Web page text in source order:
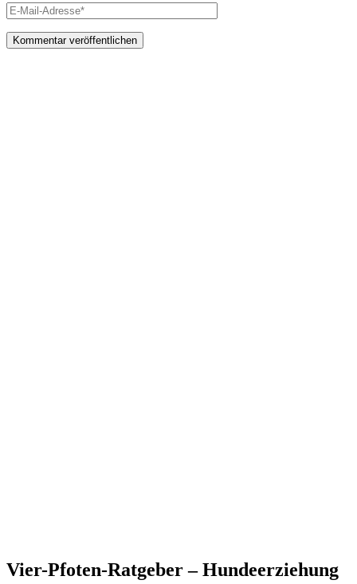
E-
Mail-
Adresse*
Vier-Pfoten-Ratgeber – Hundeerziehung